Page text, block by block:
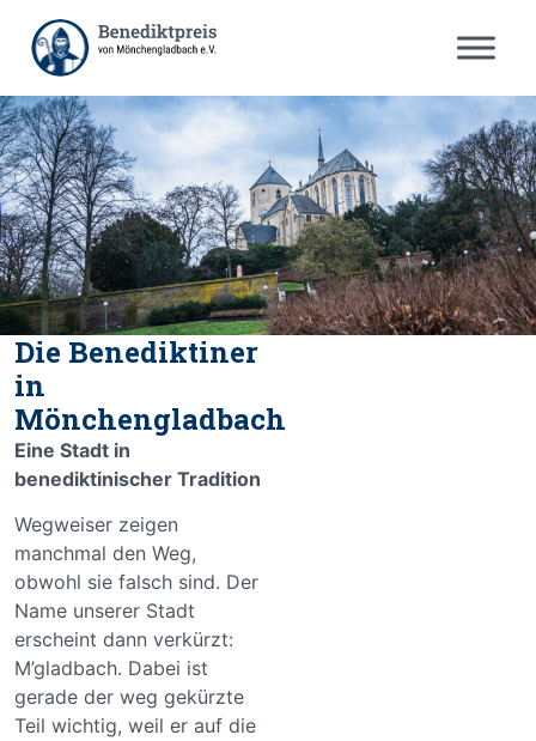
Die Benediktiner
in
Mönchengladbach
Eine Stadt in
benediktinischer Tradition
Wegweiser zeigen
manchmal den Weg,
obwohl sie falsch sind. Der
Name unserer Stadt
erscheint dann verkürzt:
M’gladbach. Dabei ist
gerade der weg gekürzte
Teil wichtig, weil er auf die